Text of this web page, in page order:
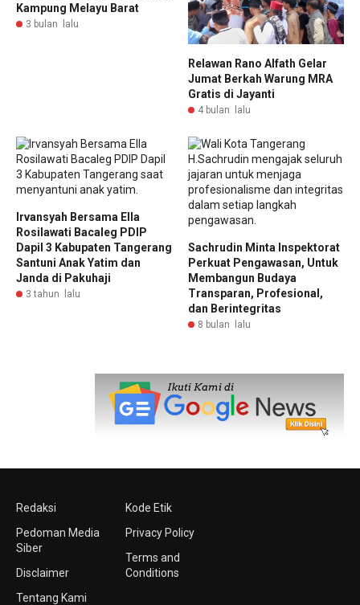
Kampung Melayu Barat
3 bulan lalu
Relawan Rano Alfath Gelar
Jumat Berkah Warung MRA
Gratis di Jayanti
4 bulan lalu
Irvansyah Bersama Ella
Rosilawati Bacaleg PDIP
Dapil 3 Kabupaten Tangerang
Santuni Anak Yatim dan
Janda di Pakuhaji
3 tahun lalu
Sachrudin Minta Inspektorat
Perkuat Pengawasan, Untuk
Membangun Budaya
Transparan, Profesional,
dan Berintegritas
8 bulan lalu
Redaksi
Pedoman Media
Siber
Disclaimer
Tentang Kami
Kode Etik
Privacy Policy
Terms and
Conditions